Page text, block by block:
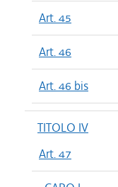
Art. 45
Art. 46
Art. 46 bis
TITOLO IV
Art. 47